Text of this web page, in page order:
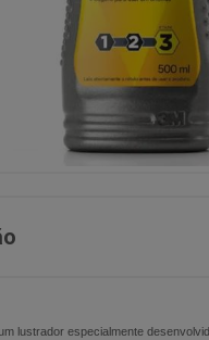
lustrador especialmente